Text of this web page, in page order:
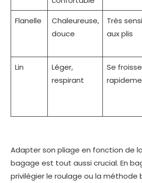
Flanelle
Chaleureuse,
douce
Très
aux plis
Lin
Léger,
respirant
Se froisse
Adapter son pliage en fonction de
bagage est tout aussi crucial. En
privilégier le roulage ou la méthode